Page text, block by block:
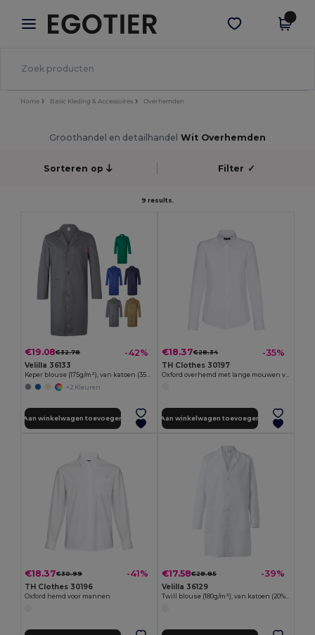
× Egotier-app
Betere prijzen in de app!
Download app
Home Basic Kleding & Accessoires Overhemden
Groothandel en detailhandel Wit Overhemden
Sorteren op Filter ✓
9 results.
€19.08€32.78 -42%
Velilla 36133
Keper blouse (175g/m²), van katoen (35%) en polyester (65%)
+2 Kleuren
Aan winkelwagen toevoegen
€18.37€28.34 -35%
TH Clothes 30197
Oxford overhemd met lange mouwen voor dames. Witte kleur
Aan winkelwagen toevoegen
€18.37€30.99 -41%
TH Clothes 30196
Oxford hemd voor mannen
€17.58€28.85 -39%
Velilla 36129